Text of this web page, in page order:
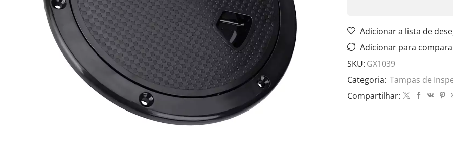
Adicionar a lista de
Adicionar para
SKU: GX1039
Categoria: Tampas de
Compartilhar: